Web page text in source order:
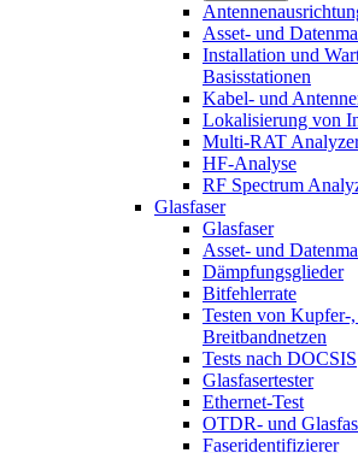
Asset- und
Installation und
Basisstationen
Kabel- und
Lokalisierung von
Multi-RAT
HF-Analyse
RF Spectrum
Glasfaser
Glasfaser
Asset- und
Dämpfungsglieder
Bitfehlerrate
Testen von
Breitbandnetzen
Tests nach DOCSIS
Glasfasertester
Ethernet-Test
OTDR- und
Faseridentifizierer